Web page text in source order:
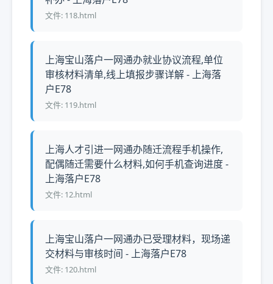
文件: 118.html
上海宝山落户一网通办就业协议流程,单位
审核材料清单,线上填报步骤详解 - 上海落
户E78
文件: 119.html
上海人才引进一网通办随迁流程手机操作,
配偶随迁需要什么材料,如何手机查询进度 -
上海落户E78
文件: 12.html
上海宝山落户一网通办已受理材料，现场递
交材料与审核时间 - 上海落户E78
文件: 120.html